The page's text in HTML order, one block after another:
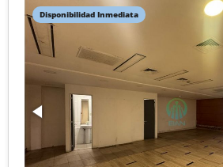
Disponibilidad Inmediata